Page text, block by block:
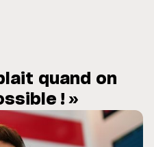
MOTO GP
Zarco évite l'opération et vise
retour en septembre
quand on
! »